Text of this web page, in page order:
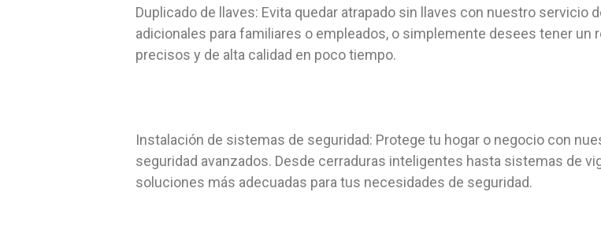
Duplicado de llaves: Evita quedar atrapado sin llaves con nuestro servicio
adicionales para familiares o empleados, o simplemente desees tener
precisos y de alta calidad en poco tiempo.
Instalación de sistemas de seguridad: Protege tu hogar o negocio con
seguridad avanzados. Desde cerraduras inteligentes hasta sistemas de
soluciones más adecuadas para tus necesidades de seguridad.